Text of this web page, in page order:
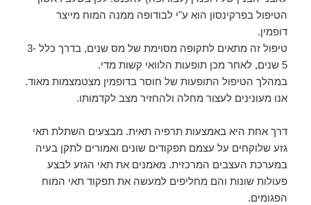
הטיפול בפרקינסון הוא ע"י לבודופה ממנה המוח מייצר
דופמין.
טיפול זה מתאים לתקופה מסוימת של מס שנים, בדרך כלל 3-
5 שנים, לאחר מכן תופעות הלוואי קשות מדי.
במהלך הטיפול התופעות של חוסר בדופמין מצטמצמות מאוד.
אנו מעונינים לעצור מחלה ולהחזיר מצב לקדמותו.
דרך אחת היא באמצעות תרפיה תאית. מבצעים השתלת תאי
גזע שלוקחים על עצמם תפקודים שונים ואמורים לתקן בעיה
במערכת העצבים המרכזית. מאמנים את תאי הגזע לבצע
פעולות שונות והם מחליפים למעשה את תפקוד תאי המוח
הפגומים.